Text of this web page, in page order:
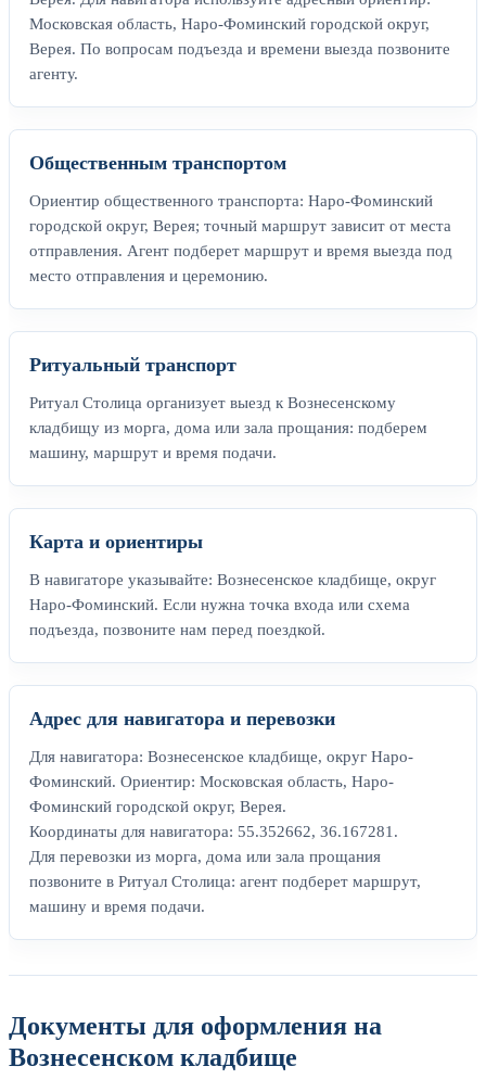
Московская область, Наро-Фоминский городской округ,
Верея. По вопросам подъезда и времени выезда позвоните
агенту.
Общественным транспортом
Ориентир общественного транспорта: Наро-Фоминский
городской округ, Верея; точный маршрут зависит от места
отправления. Агент подберет маршрут и время выезда под
место отправления и церемонию.
Ритуальный транспорт
Ритуал Столица организует выезд к Вознесенскому
кладбищу из морга, дома или зала прощания: подберем
машину, маршрут и время подачи.
Карта и ориентиры
В навигаторе указывайте: Вознесенское кладбище, округ
Наро-Фоминский. Если нужна точка входа или схема
подъезда, позвоните нам перед поездкой.
Адрес для навигатора и перевозки
Для навигатора: Вознесенское кладбище, округ Наро-
Фоминский. Ориентир: Московская область, Наро-
Фоминский городской округ, Верея.
Координаты для навигатора: 55.352662, 36.167281.
Для перевозки из морга, дома или зала прощания
позвоните в Ритуал Столица: агент подберет маршрут,
машину и время подачи.
Документы для оформления на
Вознесенском кладбище